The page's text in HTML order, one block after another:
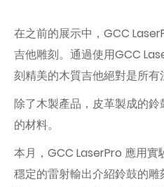
在之前的展示中，GCC
吉他雕刻。通過使用GCC
刻精美的木質吉他絕對是所有
除了木製產品，皮革製成的
的材料。
本月，GCC LaserPro 應用實
穩定的雷射輸出介紹鈴鼓的